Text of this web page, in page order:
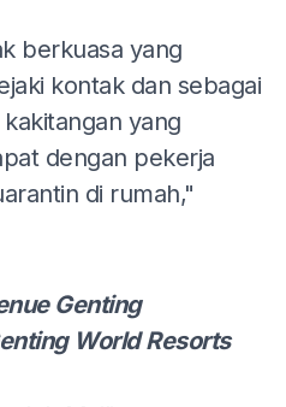
berkuasa yang
kontak dan sebagai
yang
dengan pekerja
di rumah,"
Genting
World Resorts